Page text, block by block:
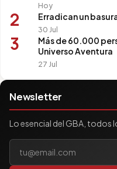
Hoy
2 Erradican un
30 Jul
3
Más de 60.000
Universo Aventura
27 Jul
Newsletter
Lo esencial del GBA, todos
Tu correo electrónico